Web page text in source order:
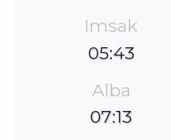
Imsak
05:43
Alba
07:13